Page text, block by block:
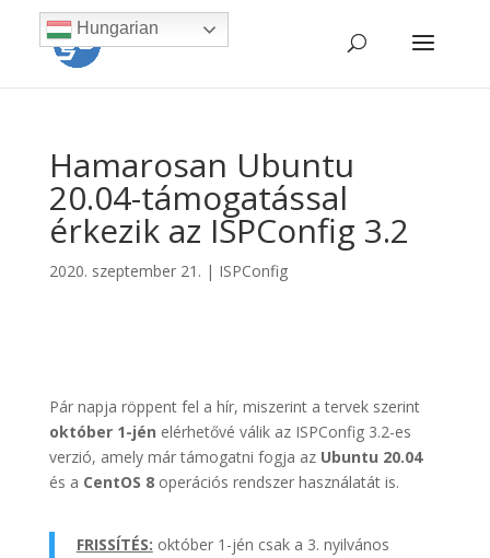
Hamarosan Ubuntu
20.04-támogatással
érkezik az ISPConfig 3.2
2020. szeptember 21. | ISPConfig
Pár napja röppent fel a hír, miszerint a tervek szerint
október 1-jén elérhetővé válik az ISPConfig 3.2-es
verzió, amely már támogatni fogja az Ubuntu 20.04
és a CentOS 8operációs rendszer használatát is.
FRISSÍTÉS: október 1-jén csak a 3. nyilvános
Hungarian